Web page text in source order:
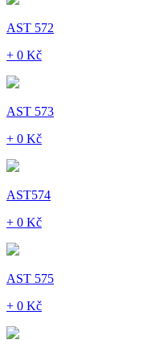
AST 572
+ 0 Kč
AST 573
+ 0 Kč
AST574
+ 0 Kč
AST 575
+ 0 Kč